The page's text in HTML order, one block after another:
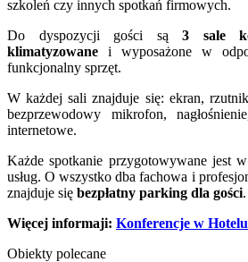
szkoleń czy innych spotkań firmowych.
Do dyspozycji gości są 3 sale
klimatyzowane i wyposażone w
funkcjonalny sprzęt.
W każdej sali znajduje się: ekran,
bezprzewodowy mikrofon,
internetowe.
Każde spotkanie przygotowywane jest
usług. O wszystko dba fachowa i
znajduje się bezpłatny parking dla gości.
Więcej informaji: Konferencje w
Obiekty polecane